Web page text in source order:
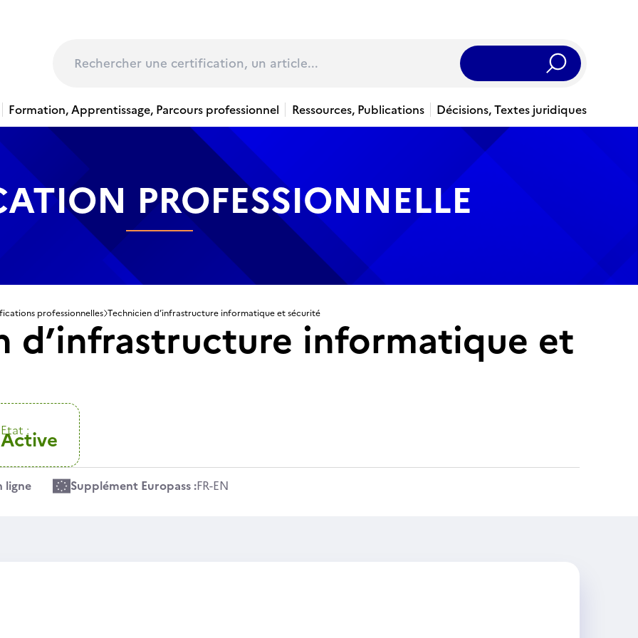
Rechercher
Formation, Apprentissage, Parcours professionnel Ressources, Publications Décisions, Textes juridiques
PROFESSIONNELLE
professionnelles Technicien d’infrastructure informatique et sécurité
d’infrastructure informatique et
Etat :
Active
ligne Supplément Europass :FR-EN